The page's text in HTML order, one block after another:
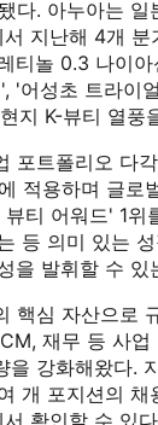
다. 아누아는
지난해 4개 분
놀 0.3 나이
'어성초 트라이
지 K-뷰티 열풍
포트폴리오 다
적용하며 글로
티 어워드' 1위
등 의미 있는
을 발휘할 수
핵심 자산으로
재무 등 사
을 강화해왔다.
개 포지션의